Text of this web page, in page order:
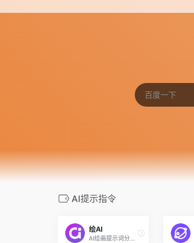
AI提示指令
绘AI
AI绘画提示词分享平台